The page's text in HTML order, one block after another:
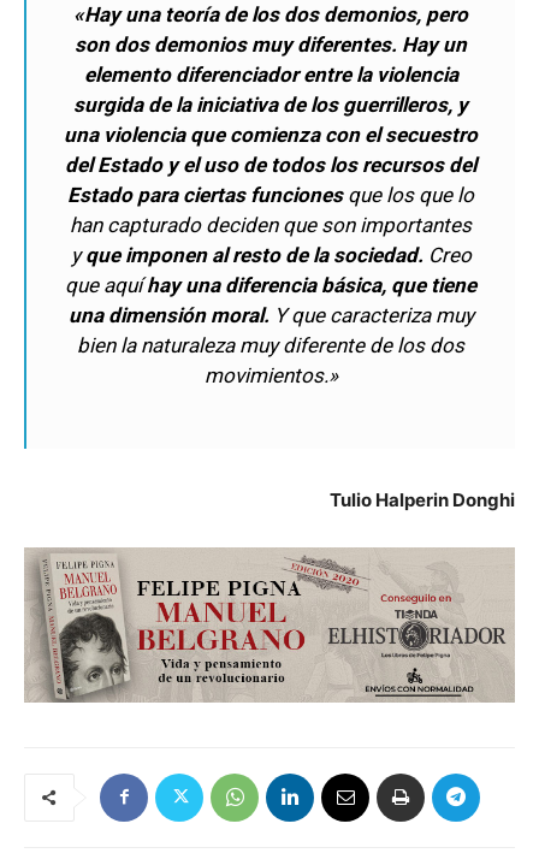
«Hay una teoría de los dos demonios, pero
son dos demonios muy diferentes. Hay un
elemento diferenciador entre la violencia
surgida de la iniciativa de los guerrilleros, y
una violencia que comienza con el secuestro
del Estado y el uso de todos los recursos del
Estado para ciertas funciones que los que lo
han capturado deciden que son importantes
yque imponen al resto de la sociedad. Creo
que aquíhay una diferencia básica, que tiene
una dimensión moral. Y que caracteriza muy
bien la naturaleza muy diferente de los dos
movimientos.»
Tulio Halperin Donghi